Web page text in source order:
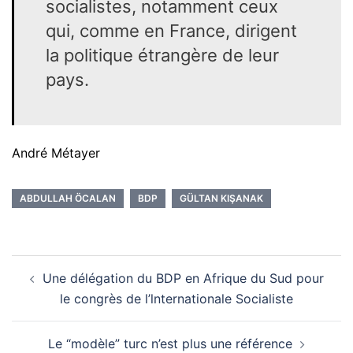
socialistes, notamment ceux
qui, comme en France, dirigent
la politique étrangère de leur
pays.
André Métayer
ABDULLAH ÖCALAN BDP GÜLTAN KIŞANAK
d’article
Une délégation du BDP en Afrique du Sud pour
le congrès de l’lnternationale Socialiste
Le “modèle” turc n’est plus une référence